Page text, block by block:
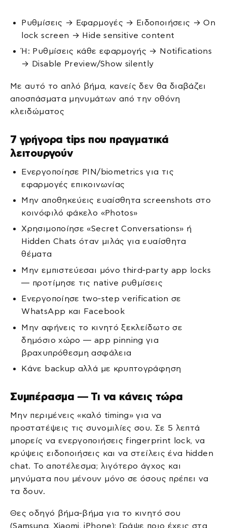
Ρυθμίσεις → Εφαρμογές → Ειδοποιήσεις → On
lock screen → Hide sensitive content
Ή: Ρυθμίσεις κάθε εφαρμογής → Notifications
→ Disable Preview/Show silently
Με αυτό το απλό βήμα, κανείς δεν θα διαβάζει
αποσπάσματα μηνυμάτων από την οθόνη
κλειδώματος
7 γρήγορα tips που πραγματικά
λειτουργούν
Ενεργοποίησε PIN/biometrics για τις
εφαρμογές επικοινωνίας
Μην αποθηκεύεις ευαίσθητα screenshots στο
κοινόφιλό φάκελο «Photos»
Χρησιμοποίησε «Secret Conversations» ή
Hidden Chats όταν μιλάς για ευαίσθητα
θέματα
Μην εμπιστεύεσαι μόνο third‑party app locks
— προτίμησε τις native ρυθμίσεις
Ενεργοποίησε two‑step verification σε
WhatsApp και Facebook
Μην αφήνεις το κινητό ξεκλείδωτο σε
δημόσιο χώρο — app pinning για
βραχυπρόθεσμη ασφάλεια
Κάνε backup αλλά με κρυπτογράφηση
Συμπέρασμα — Τι να κάνεις τώρα
Μην περιμένεις «καλό timing» για να
προστατέψεις τις συνομιλίες σου. Σε 5 λεπτά
μπορείς να ενεργοποιήσεις fingerprint lock, να
κρύψεις ειδοποιήσεις και να στείλεις ένα hidden
chat. Το αποτέλεσμα; λιγότερο άγχος και
μηνύματα που μένουν μόνο σε όσους πρέπει να
τα δουν.
Θες οδηγό βήμα‑βήμα για το κινητό σου
(Samsung, Xiaomi, iPhone); Γράψε ποιο έχεις στα